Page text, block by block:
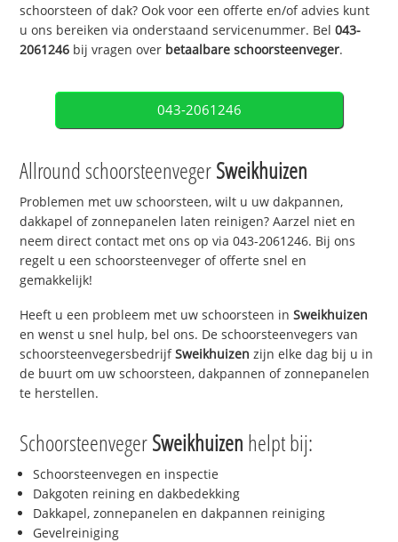
schoorsteen of dak? Ook voor een offerte en/of advies kunt
u ons bereiken via onderstaand servicenummer. Bel043-
2061246 bij vragen over betaalbare schoorsteenveger.
043-2061246
Allround schoorsteenvegerSweikhuizen
Problemen met uw schoorsteen, wilt u uw dakpannen,
dakkapel of zonnepanelen laten reinigen? Aarzel niet en
neem direct contact met ons op via 043-2061246. Bij ons
regelt u een schoorsteenveger of offerte snel en
gemakkelijk!
Heeft u een probleem met uw schoorsteen inSweikhuizen
en wenst u snel hulp, bel ons. De schoorsteenvegers van
schoorsteenvegersbedrijfSweikhuizen zijn elke dag bij u in
de buurt om uw schoorsteen, dakpannen of zonnepanelen
te herstellen.
SchoorsteenvegerSweikhuizen helpt bij:
Schoorsteenvegen en inspectie
Dakgoten reining en dakbedekking
Dakkapel, zonnepanelen en dakpannen reiniging
Gevelreiniging